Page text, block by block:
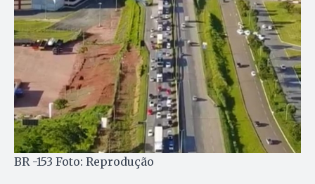
BR -153 Foto: Reprodução